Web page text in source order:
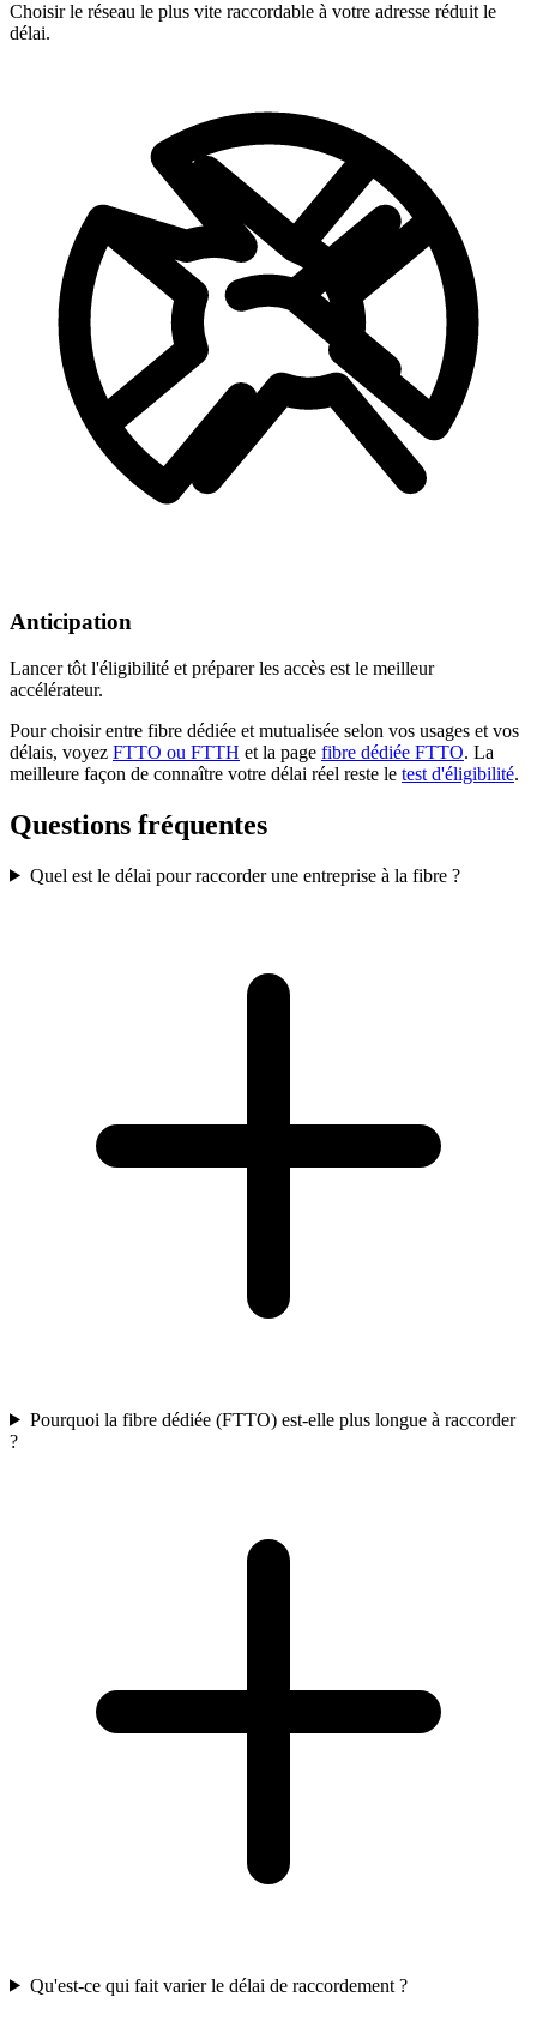
Choisir le réseau le plus vite raccordable à votre adresse réduit le
délai.
Anticipation
Lancer tôt l'éligibilité et préparer les accès est le meilleur
accélérateur.
Pour choisir entre fibre dédiée et mutualisée selon vos usages et vos
délais, voyez FTTO ou FTTH et la page fibre dédiée FTTO. La
meilleure façon de connaître votre délai réel reste le test d'éligibilité.
Questions fréquentes
Quel est le délai pour raccorder une entreprise à la fibre ?
Pourquoi la fibre dédiée (FTTO) est-elle plus longue à raccorder
?
Qu'est-ce qui fait varier le délai de raccordement ?